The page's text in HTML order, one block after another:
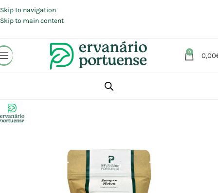
Skip to navigation
Skip to main content
0 0,00